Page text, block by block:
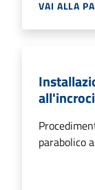
VAI ALLA
parabolico